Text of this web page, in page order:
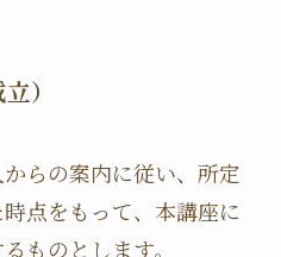
）
らの案内に従い、所定
点をもって、本講座に
ものとします。